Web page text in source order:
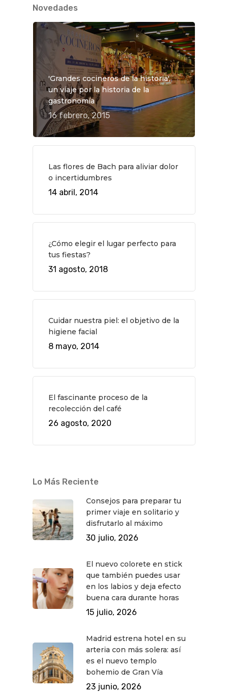
Novedades
'Grandes cocineros de la historia',
un viaje por la historia de la
gastronomía
16 febrero, 2015
Las flores de Bach para aliviar dolor
o incertidumbres
14 abril, 2014
¿Cómo elegir el lugar perfecto para
tus fiestas?
31 agosto, 2018
Cuidar nuestra piel: el objetivo de la
higiene facial
8 mayo, 2014
El fascinante proceso de la
recolección del café
26 agosto, 2020
Lo Más Reciente
Consejos para preparar tu
primer viaje en solitario y
disfrutarlo al máximo
30 julio, 2026
El nuevo colorete en stick
que también puedes usar
en los labios y deja efecto
buena cara durante horas
15 julio, 2026
Madrid estrena hotel en su
arteria con más solera: así
es el nuevo templo
bohemio de Gran Vía
23 junio, 2026
Museos Y
Teatro
Novedades
Cine
Música
Restaurantes
Rutas Por Madrid
Bares Y Cafés
Gourmet
Gastro
VIAJES
BEAUTY
CONTACTO